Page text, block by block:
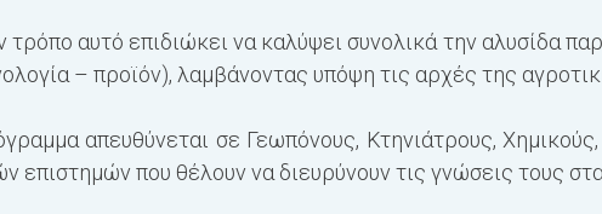
τρόπο αυτό επιδιώκει να καλύψει συνολικά την αλυσίδα
– προϊόν), λαμβάνοντας υπόψη τις αρχές της
απευθύνεται σε Γεωπόνους, Κτηνιάτρους,
επιστημών που θέλουν να διευρύνουν τις γνώσεις τους